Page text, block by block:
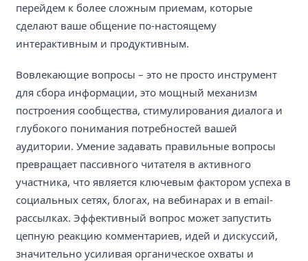
перейдем к более сложным приемам, которые
сделают ваше общение по-настоящему
интерактивным и продуктивным.
Вовлекающие вопросы – это не просто инструмент
для сбора информации, это мощный механизм
построения сообщества, стимулирования диалога и
глубокого понимания потребностей вашей
аудитории. Умение задавать правильные вопросы
превращает пассивного читателя в активного
участника, что является ключевым фактором успеха в
социальных сетях, блогах, на вебинарах и в email-
рассылках. Эффективный вопрос может запустить
цепную реакцию комментариев, идей и дискуссий,
значительно усиливая органическое охваты и